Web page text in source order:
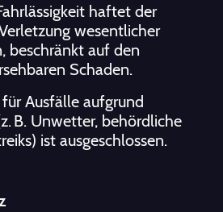
haftet der
wesentlicher
beschränkt auf den
Schaden.
Ausfälle aufgrund
B. Unwetter, behördliche
ist ausgeschlossen.